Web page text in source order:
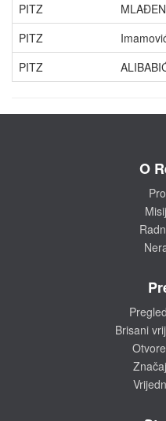
PITZ
PITZ
PITZ
O
Brisani